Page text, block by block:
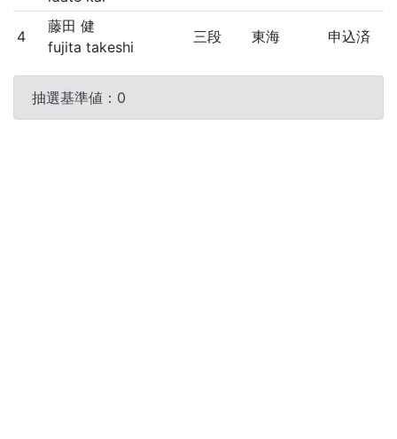
4
藤田 健
fujita takeshi
三段 東海 申込済
抽選基準値：0